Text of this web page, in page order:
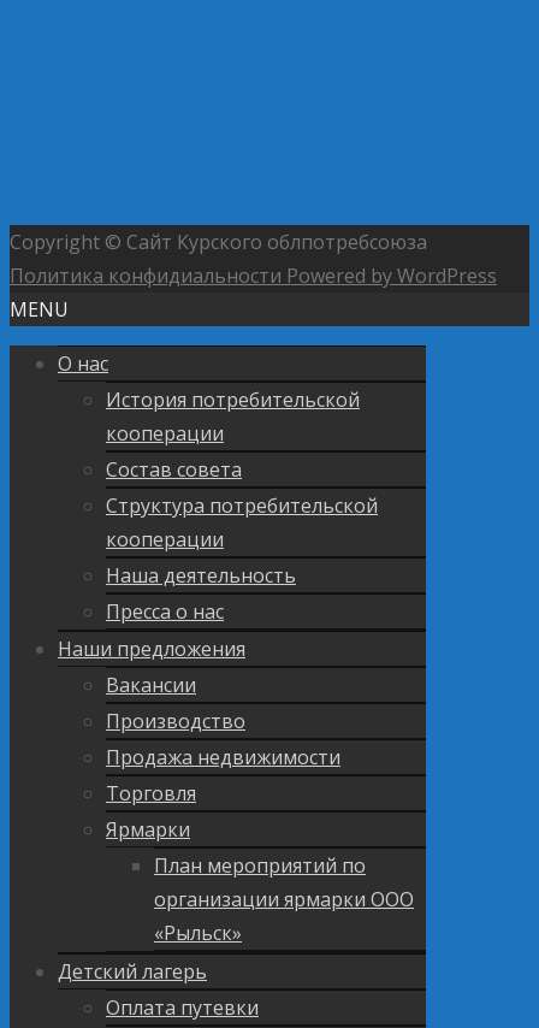
Copyright © Сайт Курского облпотребсоюза
Политика конфидиальности Powered by WordPress
MENU
О нас
История потребительской
кооперации
Состав совета
Структура потребительской
кооперации
Наша деятельность
Пресса о нас
Наши предложения
Вакансии
Производство
Продажа недвижимости
Торговля
Ярмарки
План мероприятий по
организации ярмарки ООО
«Рыльск»
Детский лагерь
Оплата путевки